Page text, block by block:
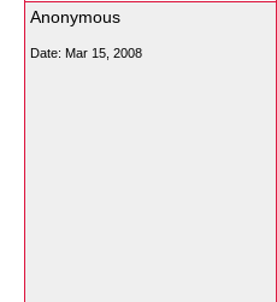
Anonymous
Date: Mar 15, 2008